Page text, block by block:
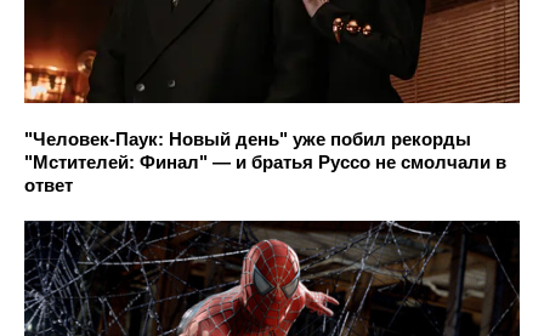
"Человек-Паук: Новый день" уже побил рекорды
"Мстителей: Финал" — и братья Руссо не смолчали в
ответ